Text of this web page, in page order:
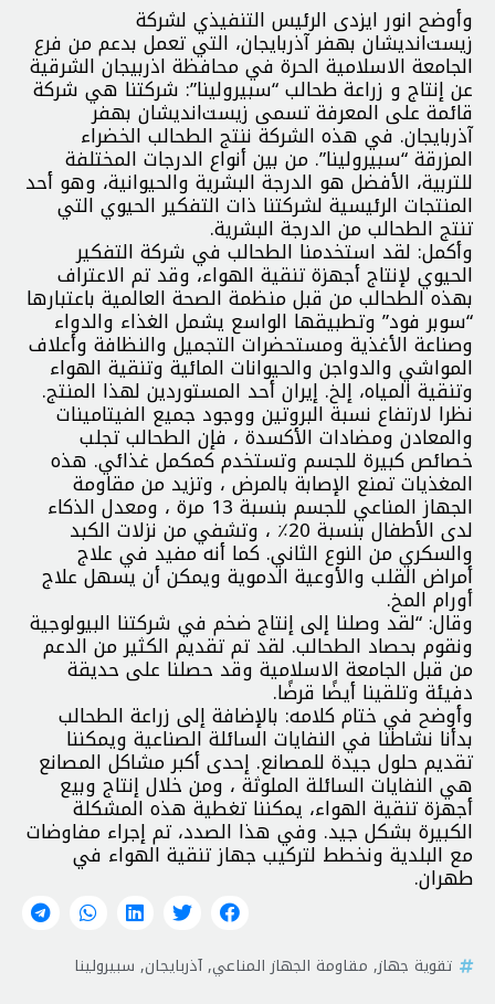
وأوضح انور ایزدی الرئيس التنفيذي لشركة
زیست‌اندیشان بهفر آذربایجان، التي تعمل بدعم من فرع
الجامعة الاسلامية الحرة في محافظة اذربيجان الشرقية
عن إنتاج و زراعة طحالب “سبيرولينا”: شركتنا هي شركة
قائمة على المعرفة تسمى زیست‌اندیشان بهفر
آذربایجان. في هذه الشركة ننتج الطحالب الخضراء
المزرقة “سبيرولينا”. من بين أنواع الدرجات المختلفة
للتربية، الأفضل هو الدرجة البشرية والحيوانية، وهو أحد
المنتجات الرئيسية لشركتنا ذات التفكير الحيوي التي
تنتج الطحالب من الدرجة البشرية.
وأكمل: لقد استخدمنا الطحالب في شركة التفكير
الحيوي لإنتاج أجهزة تنقية الهواء، وقد تم الاعتراف
بهذه الطحالب من قبل منظمة الصحة العالمية باعتبارها
“سوبر فود” وتطبيقها الواسع يشمل الغذاء والدواء
وصناعة الأغذية ومستحضرات التجميل والنظافة وأعلاف
المواشي والدواجن والحيوانات المائية وتنقية الهواء
وتنقية المياه، إلخ. إيران أحد المستوردين لهذا المنتج.
نظرا لارتفاع نسبة البروتين ووجود جميع الفيتامينات
والمعادن ومضادات الأكسدة ، فإن الطحالب تجلب
خصائص كبيرة للجسم وتستخدم كمكمل غذائي. هذه
المغذيات تمنع الإصابة بالمرض ، وتزيد من مقاومة
الجهاز المناعي للجسم بنسبة 13 مرة ، ومعدل الذكاء
لدى الأطفال بنسبة 20٪ ، وتشفي من نزلات الكبد
والسكري من النوع الثاني. كما أنه مفيد في علاج
أمراض القلب والأوعية الدموية ويمكن أن يسهل علاج
أورام المخ.
وقال: “لقد وصلنا إلى إنتاج ضخم في شركتنا البيولوجية
ونقوم بحصاد الطحالب. لقد تم تقديم الكثير من الدعم
من قبل الجامعة الاسلامية وقد حصلنا على حديقة
دفيئة وتلقينا أيضًا قرضًا.
وأوضح في ختام كلامه: بالإضافة إلى زراعة الطحالب
بدأنا نشاطنا في النفايات السائلة الصناعية ويمكننا
تقديم حلول جيدة للمصانع. إحدى أكبر مشاكل المصانع
هي النفايات السائلة الملوثة ، ومن خلال إنتاج وبيع
أجهزة تنقية الهواء، يمكننا تغطية هذه المشكلة
الكبيرة بشكل جيد. وفي هذا الصدد، تم إجراء مفاوضات
مع البلدية ونخطط لتركيب جهاز تنقية الهواء في
طهران.
تقوية جهاز, مقاومة الجهاز المناعي,آذربایجان, سبيرولينا